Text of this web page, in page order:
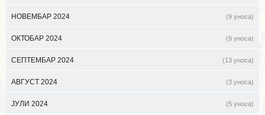
НОВЕМБАР 2024 (9 уноса)
ОКТОБАР 2024 (9 уноса)
СЕПТЕМБАР 2024 (13 уноса)
АВГУСТ 2024 (3 уноса)
ЈУЛИ 2024 (5 уноса)